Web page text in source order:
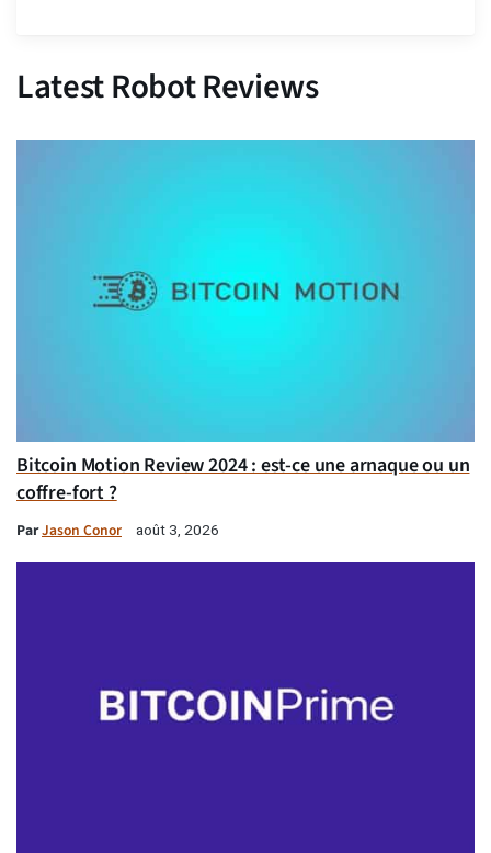
Latest Robot Reviews
Bitcoin Motion Review 2024 : est-ce une arnaque ou un
coffre-fort ?
ParJason Conor août 3, 2026